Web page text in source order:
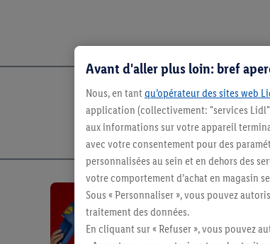
Avant d'aller plus loin: bref
Nous, en tant qu’opérateur des sites web
application (collectivement: "services
aux informations sur votre appareil
avec votre consentement pour des
personnalisées au sein et en dehors des
votre comportement d’achat en magasin
Sous « Personnaliser », vous pouvez
traitement des données.
En cliquant sur « Refuser », vous pouvez